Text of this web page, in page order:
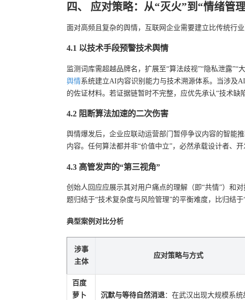
四、 应对策略：从“灭火”到“情绪管
面对高频且复杂的舆情，互联网企业需要建立比传统行
4.1 以技术手段预警技术舆情
监测词库需超越品牌名，扩展至“算法歧视”“隐私泄露”“
舆情系统建立AI内容识别能力与技术溯源体系。当涉及
的佐证材料。若证据链暂时不完整，应优先承认“技术缺
4.2 阻断算法加速的二次伤害
舆情爆发后，企业应联动运营部门暂停争议内容的智能
内容。任何算法都并非“价值中立”，必然承载设计者、开
4.3 高管发声的“第三视角”
创始人回应应展示其对用户痛点的理解（即“共情”）和
题归结于“技术复杂度与风险管理”的平衡难度，比归结
典型案例对比分析
涉事
主体
应对策略与方式
百度
萝卜
沉默与等待自然消退：在武汉出现大规模系统